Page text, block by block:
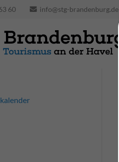
60 info@stg-brandenburg.de